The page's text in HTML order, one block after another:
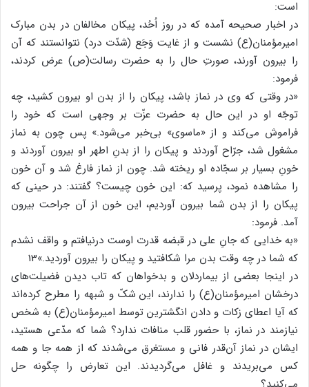
است:
در اخبار صحیحه آمده که در روز اُحُد، پیکان مخالفان در بدن مبارک
امیرمؤمنان(ع) نشست و از غایت وَجَع (شدّت درد) نتوانستند که آن
را بیرون آورند، صورتِ حال را به حضرت رسالت(ص) عرض کردند،
فرمود:
«در وقتی که وی در نماز باشد، پیکان را از بدن او بیرون کشید، چه
توجّه او در این حال به حضرت عزّت بر وجهی است که خود را
فراموش می‌کند و از «ماسوی» بی‌خبر می‌شود.» پس چون به نماز
مشغول شد، جرّاح آوردند و پیکان را از بدنِ اطهر او بیرون آوردند و
خونِ بسیار بر سجّاده او ریخته شد. چون از نماز فارغ شد و آن خون
را مشاهده نمود، پرسید که: این خون چیست؟ گفتند: در حینی که
پیکان را از بدن شما بیرون آوردیم، این خون از آن جراحت بیرون
آمد. فرمود:
«به خدایی که جانِ علی در قبضه قدرت اوست درنیافتم و واقف نشدم
که شما در چه وقت بدن مرا شکافتید و پیکان را بیرون آوردید.»13
در اینجا بعضی از بیماردلان و بدخواهان که تاب دیدن فضیلت‌های
درخشان امیرمؤمنان(ع) را ندارند، این شکّ و شبهه را مطرح کرده‌اند
که آیا اعطای زکات و دادن انگشترین توسط امیرمؤمنان(ع) به شخص
نیازمند در نماز، با حضور قلب منافات ندارد؟ شما که مدّعی هستید،
ایشان در نماز آن‌قدر فانی و مستغرق می‌شدند که از همه جا و همه
کس می‌بریدند و غافل می‌گردیدند. این تعارض را چگونه حل